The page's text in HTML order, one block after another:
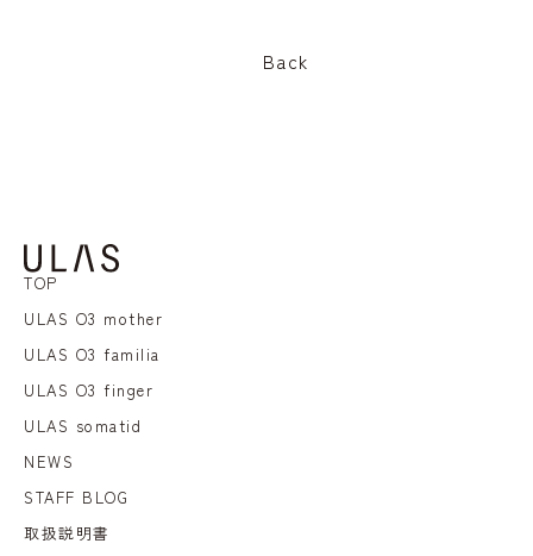
Back
TOP
ULAS O3 mother
ULAS O3 familia
ULAS O3 finger
ULAS somatid
NEWS
STAFF BLOG
取扱説明書